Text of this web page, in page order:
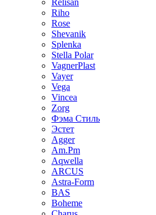
Relisan
Riho
Rose
Shevanik
Splenka
Stella Polar
VagnerPlast
Vayer
Vega
Vincea
Zorg
Фэма Стиль
Эстет
Agger
Am.Pm
Aqwella
ARCUS
Astra-Form
BAS
Boheme